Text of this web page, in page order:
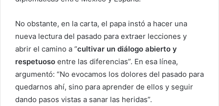
No obstante, en la carta, el papa instó a hacer una
nueva lectura del pasado para extraer lecciones y
abrir el camino a “cultivar un diálogo abierto y
respetuoso entre las diferencias”. En esa línea,
argumentó: “No evocamos los dolores del pasado para
quedarnos ahí, sino para aprender de ellos y seguir
dando pasos vistas a sanar las heridas”.